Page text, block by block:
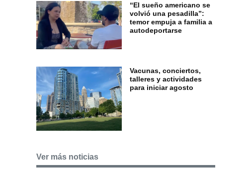
“El sueño americano se
volvió una pesadilla”:
temor empuja a familia a
autodeportarse
Vacunas, conciertos,
talleres y actividades
para iniciar agosto
Ver más noticias